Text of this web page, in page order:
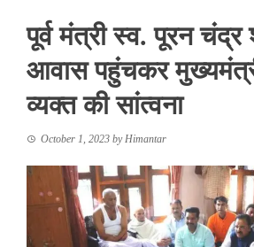
पूर्व मंत्री स्व. पूरन चंद्र
आवास पहुंचकर
व्यक्त की सांत्वना
October 1, 2023 byHimantar